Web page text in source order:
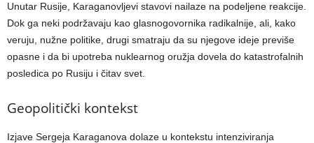
Unutar Rusije, Karaganovljevi stavovi nailaze na podeljene reakcije.
Dok ga neki podržavaju kao glasnogovornika radikalnije, ali, kako
veruju, nužne politike, drugi smatraju da su njegove ideje previše
opasne i da bi upotreba nuklearnog oružja dovela do katastrofalnih
posledica po Rusiju i čitav svet.
Geopolitički kontekst
Izjave Sergeja Karaganova dolaze u kontekstu intenziviranja